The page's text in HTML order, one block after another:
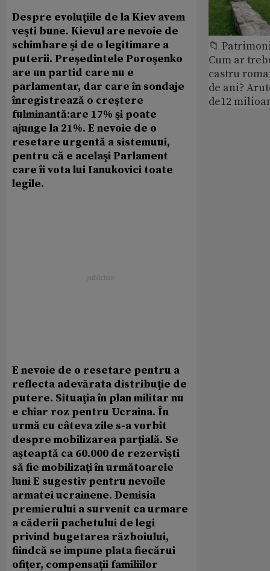
Despre evoluţiile de la Kiev avem
veşti bune. Kievul are nevoie de
schimbare şi de o legitimare a
puterii. Preşedintele Poroşenko
are un partid care nu e
parlamentar, dar care în sondaje
înregistrează o creştere
fulminantă:are 17% şi poate
ajunge la 21%. E nevoie de o
resetare urgentă a sistemuui,
pentru că e acelaşi Parlament
care îi vota lui Ianukovici toate
legile.
E nevoie de o resetare pentru a
reflecta adevărata distribuţie de
putere. Situaţia în plan militar nu
e chiar roz pentru Ucraina. În
urmă cu câteva zile s-a vorbit
despre mobilizarea parţială. Se
aşteaptă ca 60.000 de rezervişti
să fie mobilizaţi în următoarele
luni E sugestiv pentru nevoile
armatei ucrainene. Demisia
premierului a survenit ca urmare
a căderii pachetului de legi
privind bugetarea războiului,
fiindcă se impune plata fiecărui
ofiţer, compensaţii familiilor
📁
Cum ar
castru
de ani?
de12